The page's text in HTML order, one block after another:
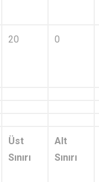
20 0
Üst
Sınırı
Alt
Sınırı